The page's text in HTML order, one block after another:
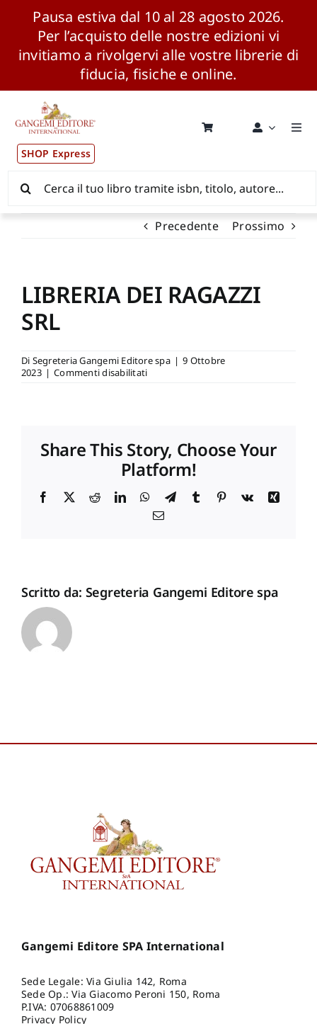
Pausa estiva dal 10 al 28 agosto 2026.
Per l’acquisto delle nostre edizioni vi
invitiamo a rivolgervi alle vostre librerie di
fiducia, fisiche e online.
contenuto
SHOP Express
Pubblicazioni
News ed Eventi
CONSIP / MEPA / ANVUR / CINECA
Proposte di pubblicazione
Gangemi Editore
per:
Precedente Prossimo
LIBRERIA DEI RAGAZZI
SRL
Di Segreteria Gangemi Editore spa | 9 Ottobre
2023 | Commenti disabilitatisu
Share This Story, Choose Your
Platform!
Facebook
X RedditLinkedInWhatsApp
TelegramTumblr Pinterest
Vk
Xing
Email
Scritto da: Segreteria Gangemi Editore spa
Gangemi Editore SPA International
Sede Legale: Via Giulia 142, Roma
Sede Op.: Via Giacomo Peroni 150, Roma
P.IVA: 07068861009
Privacy Policy